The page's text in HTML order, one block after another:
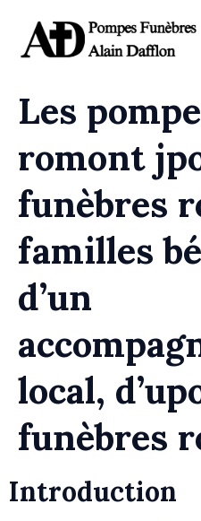
Les
romont
funèbres
familles
d’un
local,
funèbres
Introduction